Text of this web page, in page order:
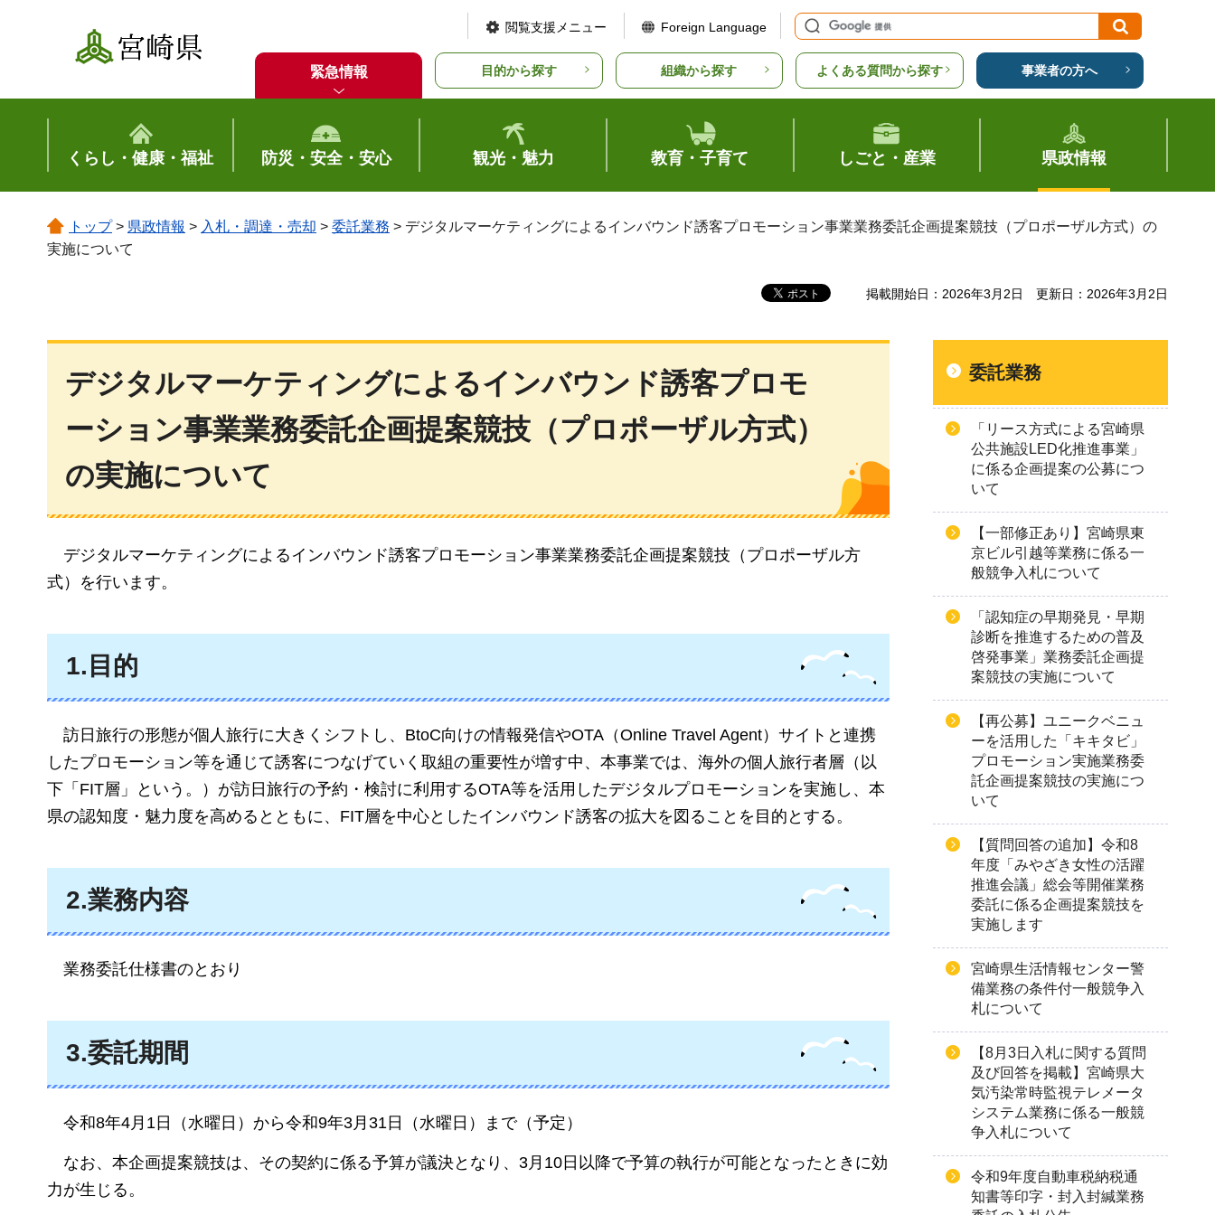
宮崎県
閲覧支援メニュー Foreign Language
緊急情報 目的から探す 組織から探す よくある質問から探す 事業者の方へ
くらし・健康・福祉 防災・安全・安心 観光・魅力 教育・子育て しごと・産業 県政情報
トップ> 県政情報 > 入札・調達・売却 > 委託業務 > デジタルマーケティングによるインバウンド誘客プロモーション事業業務委託企画提案競技（プロポーザル方式）の
実施について
掲載開始日：2026年3月2日 更新日：2026年3月2日
デジタルマーケティングによるインバウンド誘客プロモ
ーション事業業務委託企画提案競技（プロポーザル方式）
の実施について
デジタルマーケティングによるインバウンド誘客プロモーション事業業務委託企画提案競技（プロポーザル方
式）を行います。
1.目的
訪日旅行の形態が個人旅行に大きくシフトし、BtoC向けの情報発信やOTA（Online Travel Agent）サイトと連携
したプロモーション等を通じて誘客につなげていく取組の重要性が増す中、本事業では、海外の個人旅行者層（以
下「FIT層」という。）が訪日旅行の予約・検討に利用するOTA等を活用したデジタルプロモーションを実施し、本
県の認知度・魅力度を高めるとともに、FIT層を中心としたインバウンド誘客の拡大を図ることを目的とする。
2.業務内容
業務委託仕様書のとおり
3.委託期間
令和8年4月1日（水曜日）から令和9年3月31日（水曜日）まで（予定）
なお、本企画提案競技は、その契約に係る予算が議決となり、3月10日以降で予算の執行が可能となったときに効
力が生じる。
委託業務
「リース方式による宮崎県
公共施設LED化推進事業」
に係る企画提案の公募につ
いて
【一部修正あり】宮崎県東
京ビル引越等業務に係る一
般競争入札について
「認知症の早期発見・早期
診断を推進するための普及
啓発事業」業務委託企画提
案競技の実施について
【再公募】ユニークベニュ
ーを活用した「キキタビ」
プロモーション実施業務委
託企画提案競技の実施につ
いて
【質問回答の追加】令和8
年度「みやざき女性の活躍
推進会議」総会等開催業務
委託に係る企画提案競技を
実施します
宮崎県生活情報センター警
備業務の条件付一般競争入
札について
【8月3日入札に関する質問
及び回答を掲載】宮崎県大
気汚染常時監視テレメータ
システム業務に係る一般競
争入札について
令和9年度自動車税納税通
知書等印字・封入封緘業務